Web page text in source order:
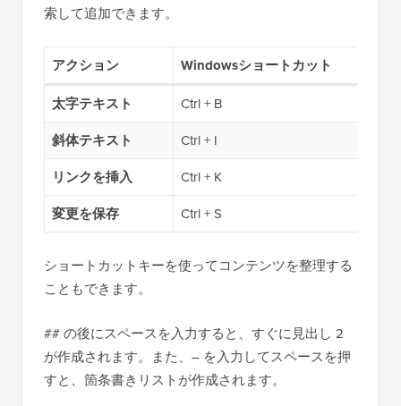
索して追加できます。
アクション
Windowsショートカット
太字テキスト
Ctrl + B
斜体テキスト Ctrl + I
リンクを挿入 Ctrl + K
変更を保存 Ctrl + S
ショートカットキーを使ってコンテンツを整理する
こともできます。
## の後にスペースを入力すると、すぐに見出し 2
が作成されます。また、– を入力してスペースを押
すと、箇条書きリストが作成されます。